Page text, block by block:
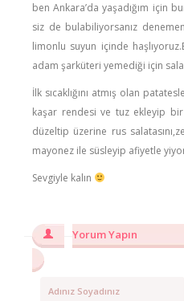
ben Ankara’da yaşadığım için
siz de bulabiliyorsanız
limonlu suyun içinde
adam şarküteri yemediği için
İlk sıcaklığını atmış olan
kaşar rendesi ve tuz ekleyip
düzeltip üzerine rus
mayonez ile süsleyip afiyetle
Sevgiyle kalın
Yorum Yapın